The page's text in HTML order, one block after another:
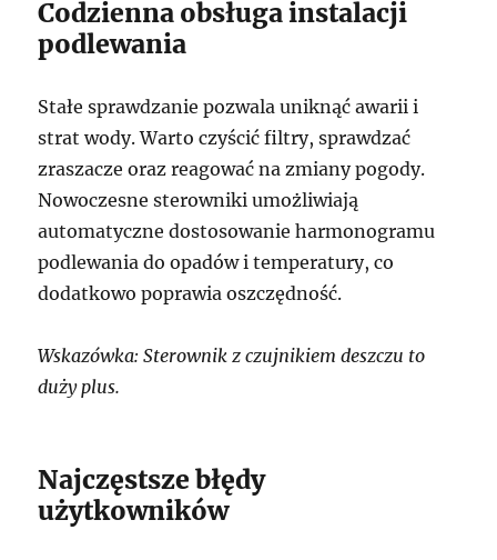
Codzienna obsługa instalacji
podlewania
Stałe sprawdzanie pozwala uniknąć awarii i
strat wody. Warto czyścić filtry, sprawdzać
zraszacze oraz reagować na zmiany pogody.
Nowoczesne sterowniki umożliwiają
automatyczne dostosowanie harmonogramu
podlewania do opadów i temperatury, co
dodatkowo poprawia oszczędność.
Wskazówka: Sterownik z czujnikiem deszczu to
duży plus.
Najczęstsze błędy
użytkowników